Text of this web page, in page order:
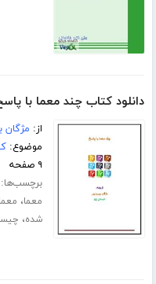
دانلود کتاب چند معما با
از: مژگان
موضوع:
۹ صفحه
برچسب‌ها:
معما،
شده،